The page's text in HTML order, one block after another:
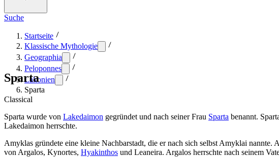
Suche
Startseite
Klassische Mythologie
Geographia
Peloponnes
Lakonien
Sparta
Sparta
Classical
Sparta wurde von Lakedaimon gegründet und nach seiner Frau Sparta benannt.
Lakedaimon herrschte.
Amyklas gründete eine kleine Nachbarstadt, die er nach sich selbst Amyklai
von Argalos, Kynortes, Hyakinthos und Leaneira. Argalos herrschte nach seinem